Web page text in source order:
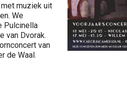
muziek uit
We
Pulcinella
van Dvorak.
van
de Waal.